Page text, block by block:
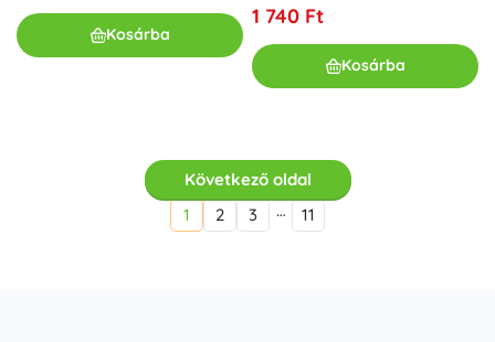
Kosárba
1 740 Ft
Kosárba
Következő oldal
1
2 3 … 11